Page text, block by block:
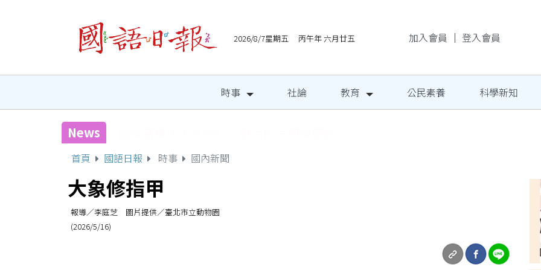
2026/8/7星期五 丙午年 六月廿五 加入會員 ｜ 登入會員
時事 社論 教育 公民素養 科學新知
News
首頁 國語日報 時事 國內新聞
大象修指甲
報導／李庭芝 圖片提供／臺北市立動物園
(2026/5/16)